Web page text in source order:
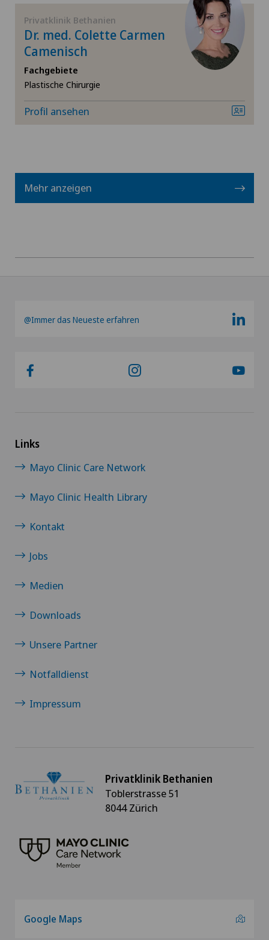
Hüftimpingement
Hüftprothese
Interventionelle Kardiologie
Interventionelle Radiologie
Koloproktologie
Kreuzbandriss
Magenchirurgie
Mammographie
Myome
Neonatologie
Neurologie
Nieren- und Harnwegserkrankungen
Ophthalmologie (Augenheilkunde)
Privatklinik Bethanien
Dr. med. Colette Carmen
Camenisch
Fachgebiete
Plastische Chirurgie
Profil ansehen
Mehr anzeigen
@Immer das Neueste erfahren
Links
Mayo Clinic Care Network
Mayo Clinic Health Library
Kontakt
Jobs
Medien
Downloads
Unsere Partner
Notfalldienst
Impressum
Privatklinik Bethanien
Toblerstrasse 51
8044 Zürich
Google Maps